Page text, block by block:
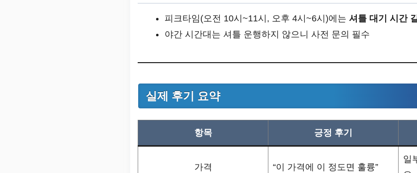
피크타임(오전 10시~11시, 오후 4시~6시)에는 셔틀 대기 시간
야간 시간대는 셔틀 운행하지 않으니 사전 문의 필수
실제 후기 요약
항목 긍정 후기
가격 “이 가격에 이 정도면 훌륭”
일